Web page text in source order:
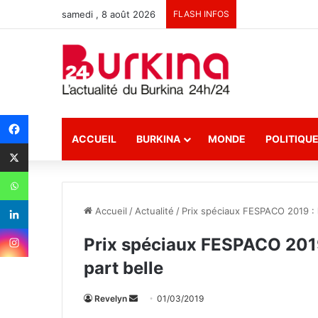
samedi , 8 août 2026 FLASH INFOS
ACCUEIL BURKINA MONDE POLITIQUE
Accueil / Actualité / Prix spéciaux FESPACO
Prix spéciaux FESPACO
part belle
Revelyn 01/03/2019